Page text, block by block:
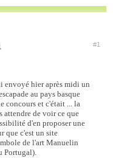
#1
envoyé hier après midi un
au pays basque
concours et c'était ... la
attendre de voir ce que
d'en proposer une
que c'est un site
de l'art Manuelin
Portugal).